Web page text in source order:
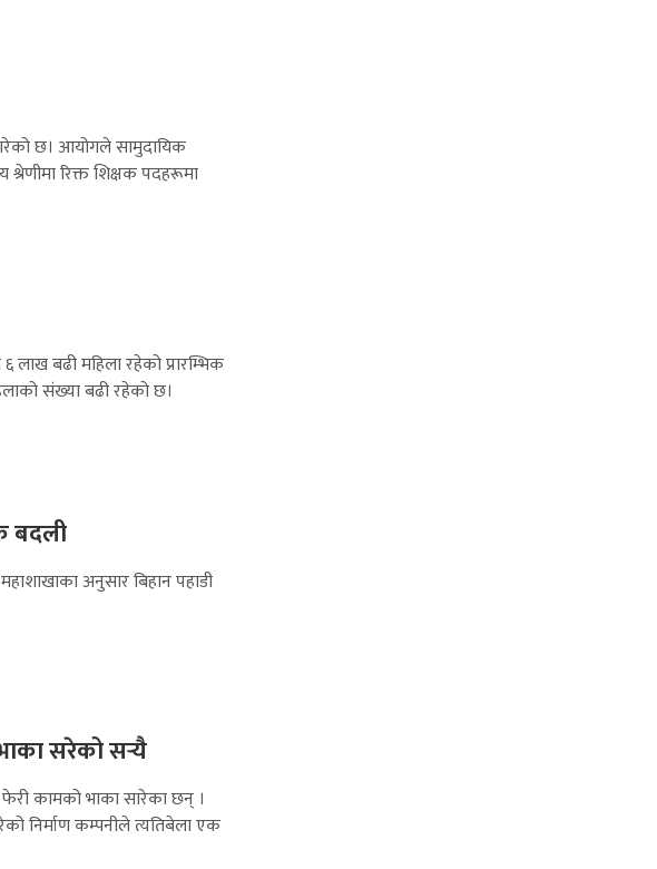
छ। आयोगले सामुदायिक
श्रेणीमा रिक्त शिक्षक पदहरूमा
लाख बढी महिला रहेको प्रारम्भिक
संख्या बढी रहेको छ।
बदली
अनुसार बिहान पहाडी
सरेको सर्‍यै
कामको भाका सारेका छन् ।
निर्माण कम्पनीले त्यतिबेला एक